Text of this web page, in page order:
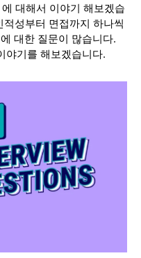
대해서 이야기 해보겠습
성부터 면접까지 하나씩
대한 질문이 많습니다.
야기를 해보겠습니다.